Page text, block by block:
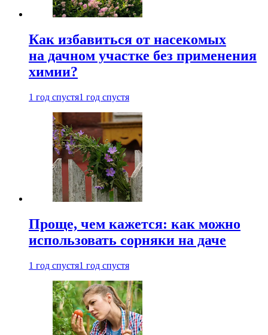
Как избавиться от насекомых
на дачном участке без применения
химии?
1 год спустя1 год спустя
Проще, чем кажется: как можно
использовать сорняки на даче
1 год спустя1 год спустя